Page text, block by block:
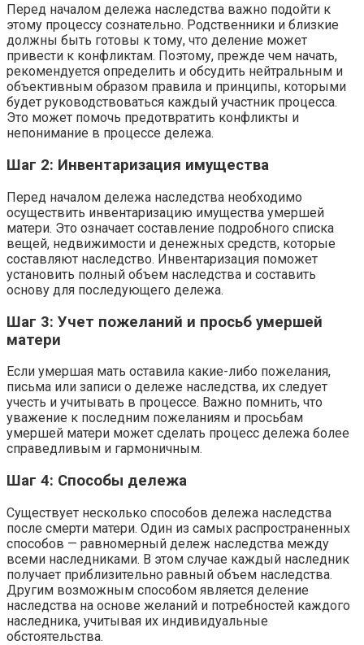
Перед началом дележа наследства важно подойти к
этому процессу сознательно. Родственники и близкие
должны быть готовы к тому, что деление может
привести к конфликтам. Поэтому, прежде чем начать,
рекомендуется определить и обсудить нейтральным и
объективным образом правила и принципы, которыми
будет руководствоваться каждый участник процесса.
Это может помочь предотвратить конфликты и
непонимание в процессе дележа.
Шаг 2: Инвентаризация имущества
Перед началом дележа наследства необходимо
осуществить инвентаризацию имущества умершей
матери. Это означает составление подробного списка
вещей, недвижимости и денежных средств, которые
составляют наследство. Инвентаризация поможет
установить полный объем наследства и составить
основу для последующего дележа.
Шаг 3: Учет пожеланий и просьб умершей
матери
Если умершая мать оставила какие-либо пожелания,
письма или записи о дележе наследства, их следует
учесть и учитывать в процессе. Важно помнить, что
уважение к последним пожеланиям и просьбам
умершей матери может сделать процесс дележа более
справедливым и гармоничным.
Шаг 4: Способы дележа
Существует несколько способов дележа наследства
после смерти матери. Один из самых распространенных
способов — равномерный дележ наследства между
всеми наследниками. В этом случае каждый наследник
получает приблизительно равный объем наследства.
Другим возможным способом является деление
наследства на основе желаний и потребностей каждого
наследника, учитывая их индивидуальные
обстоятельства.